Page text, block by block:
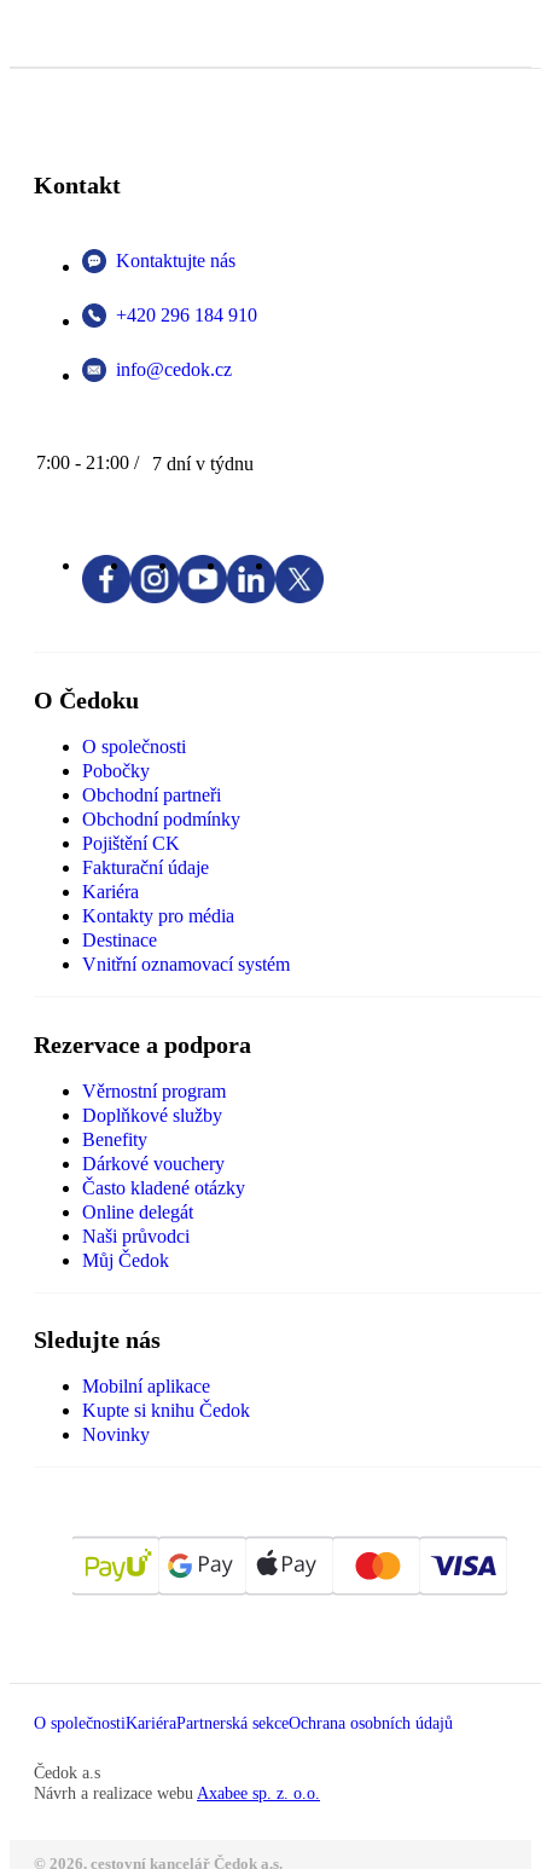
Kontakt
Kontaktujte nás
+420 296 184 910
info@cedok.cz
7:00 - 21:00 / 7 dní v týdnu
O Čedoku
O společnosti
Pobočky
Obchodní partneři
Obchodní podmínky
Pojištění CK
Fakturační údaje
Kariéra
Kontakty pro média
Destinace
Vnitřní oznamovací systém
Rezervace a podpora
Věrnostní program
Doplňkové služby
Benefity
Dárkové vouchery
Často kladené otázky
Online delegát
Naši průvodci
Můj Čedok
Sledujte nás
Mobilní aplikace
Kupte si knihu Čedok
Novinky
O společnostiKariéraPartnerská sekceOchrana osobních údajů
Čedok a.s
Návrh a realizace webu Axabee sp. z. o.o.
© 2026, cestovní kancelář Čedok a.s.